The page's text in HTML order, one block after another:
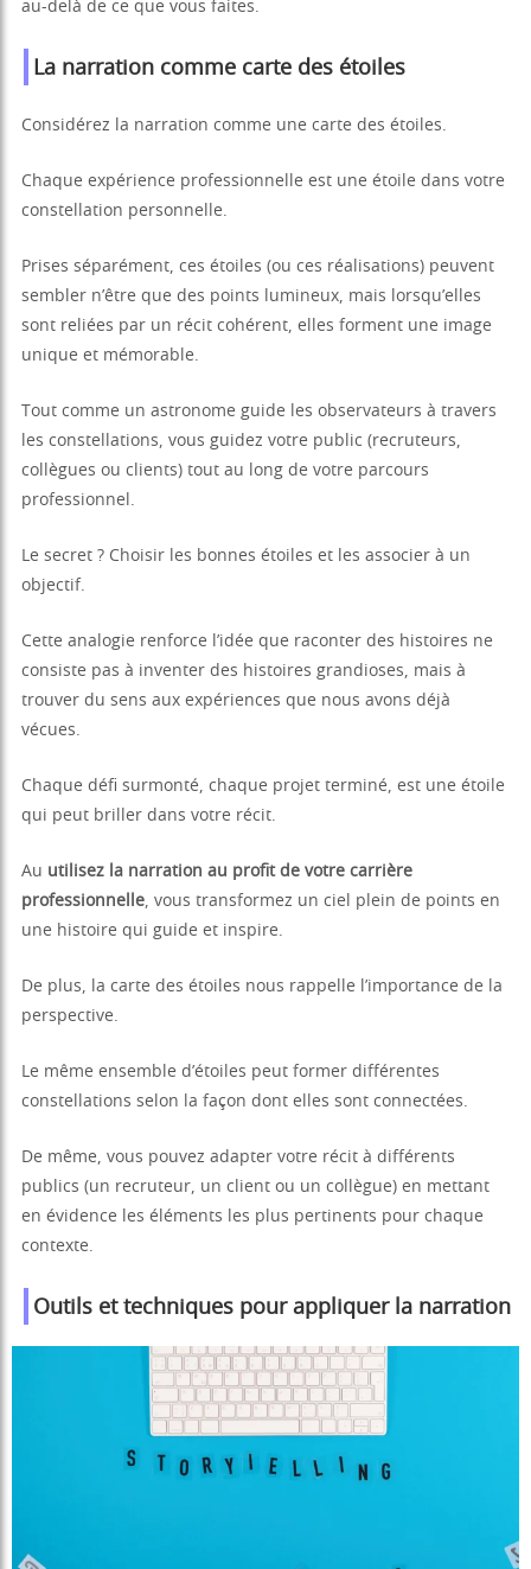
au-delà de ce que vous faites.
La narration comme carte des étoiles
Considérez la narration comme une carte des étoiles.
Chaque expérience professionnelle est une étoile dans votre
constellation personnelle.
Prises séparément, ces étoiles (ou ces réalisations) peuvent
sembler n’être que des points lumineux, mais lorsqu’elles
sont reliées par un récit cohérent, elles forment une image
unique et mémorable.
Tout comme un astronome guide les observateurs à travers
les constellations, vous guidez votre public (recruteurs,
collègues ou clients) tout au long de votre parcours
professionnel.
Le secret ? Choisir les bonnes étoiles et les associer à un
objectif.
Cette analogie renforce l’idée que raconter des histoires ne
consiste pas à inventer des histoires grandioses, mais à
trouver du sens aux expériences que nous avons déjà
vécues.
Chaque défi surmonté, chaque projet terminé, est une étoile
qui peut briller dans votre récit.
Au utilisez la narration au profit de votre carrière
professionnelle, vous transformez un ciel plein de points en
une histoire qui guide et inspire.
De plus, la carte des étoiles nous rappelle l’importance de la
perspective.
Le même ensemble d’étoiles peut former différentes
constellations selon la façon dont elles sont connectées.
De même, vous pouvez adapter votre récit à différents
publics (un recruteur, un client ou un collègue) en mettant
en évidence les éléments les plus pertinents pour chaque
contexte.
Outils et techniques pour appliquer la narration